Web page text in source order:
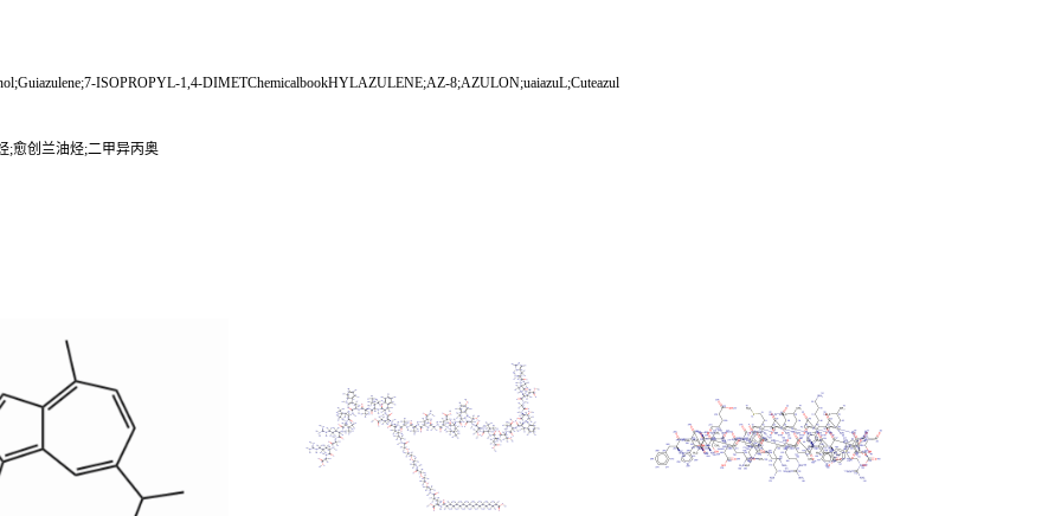
ISOPROPYL-1,4-DIMETChemicalbookHYLAZULENE;AZ-8;AZULON;uaiazuL;Cuteazul
;愈创兰油烃;二甲异丙奥